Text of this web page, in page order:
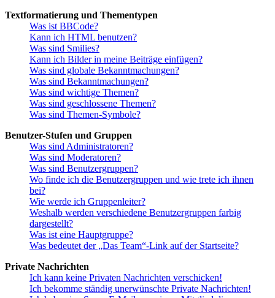
Textformatierung und Thementypen
Was ist BBCode?
Kann ich HTML benutzen?
Was sind Smilies?
Kann ich Bilder in meine Beiträge einfügen?
Was sind globale Bekanntmachungen?
Was sind Bekanntmachungen?
Was sind wichtige Themen?
Was sind geschlossene Themen?
Was sind Themen-Symbole?
Benutzer-Stufen und Gruppen
Was sind Administratoren?
Was sind Moderatoren?
Was sind Benutzergruppen?
Wo finde ich die Benutzergruppen und wie trete ich ihnen
bei?
Wie werde ich Gruppenleiter?
Weshalb werden verschiedene Benutzergruppen farbig
dargestellt?
Was ist eine Hauptgruppe?
Was bedeutet der „Das Team“-Link auf der Startseite?
Private Nachrichten
Ich kann keine Privaten Nachrichten verschicken!
Ich bekomme ständig unerwünschte Private Nachrichten!